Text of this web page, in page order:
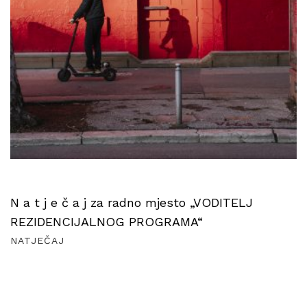
N a t j e č a j za radno mjesto „VODITELJ
REZIDENCIJALNOG PROGRAMA“
NATJEČAJ